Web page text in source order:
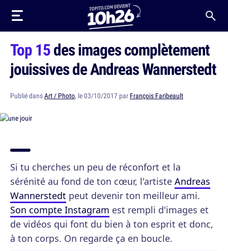
Top 15des images complètement
jouissives de Andreas Wannerstedt
Publié dansArt / Photo, le 03/10/2017 par François Faribeault
Si tu cherches un peu de réconfort et la
sérénité au fond de ton cœur, l'artiste Andreas
Wannerstedt peut devenir ton meilleur ami.
Son compte Instagram est rempli d'images et
de vidéos qui font du bien à ton esprit et donc,
à ton corps. On regarde ça en boucle.